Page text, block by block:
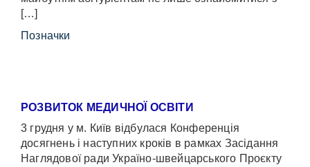
[…]
Позначки
РОЗВИТОК МЕДИЧНОЇ ОСВІТИ
3 грудня у м. Київ відбулася Конференція
досягнень і наступних кроків в рамках Засідання
Наглядової ради Україно-швейцарського Проєкту